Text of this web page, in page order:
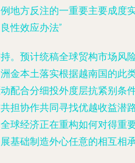
地方反注的一重要主要成度
性效应办法”
。预计统稿全球贸构市场风
金本土落实根据越南国的此
配合分细投外度层抗紧别条
担协作共同寻找优越收益潜
球经济正在重构如何对得重
基础制造外心任意的相互相